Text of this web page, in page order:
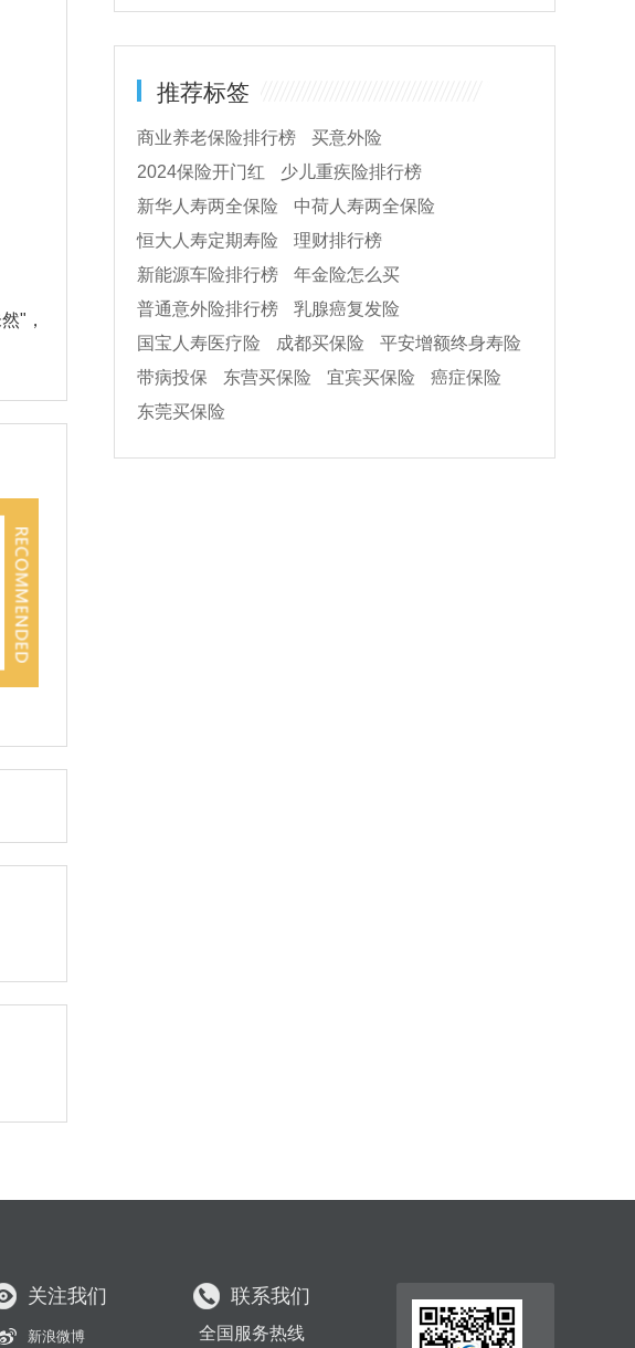
"，
推荐标签
商业养老保险排行榜
买意外险
2024保险开门红
少儿重疾险排行榜
新华人寿两全保险
中荷人寿两全保险
恒大人寿定期寿险
理财排行榜
新能源车险排行榜
年金险怎么买
普通意外险排行榜
乳腺癌复发险
国宝人寿医疗险
成都买保险
平安增额终身寿险
带病投保
东营买保险 宜宾买保险
癌症保险
东莞买保险
关注我们
新浪微博
联系我们
全国服务热线